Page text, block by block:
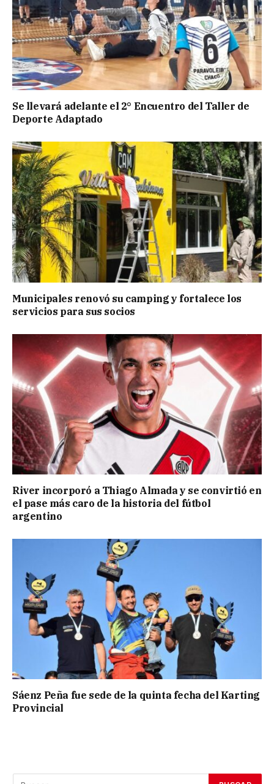
Se llevará adelante el 2° Encuentro del Taller de
Deporte Adaptado
Municipales renovó su camping y fortalece los
servicios para sus socios
River incorporó a Thiago Almada y se convirtió en
el pase más caro de la historia del fútbol
argentino
Sáenz Peña fue sede de la quinta fecha del Karting
Provincial